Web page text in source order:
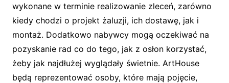
wykonane w terminie realizowanie zleceń, zarówno
kiedy chodzi o projekt żaluzji, ich dostawę, jak i
montaż. Dodatkowo nabywcy mogą oczekiwać na
pozyskanie rad co do tego, jak z osłon korzystać,
żeby jak najdłużej wyglądały świetnie. ArtHouse
będą reprezentować osoby, które mają pojęcie,